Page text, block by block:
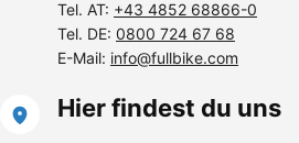
Tel. AT: +43 4852 68866-0
Tel. DE: 0800 724 67 68
E-Mail: info@fullbike.com
Hier findest du uns